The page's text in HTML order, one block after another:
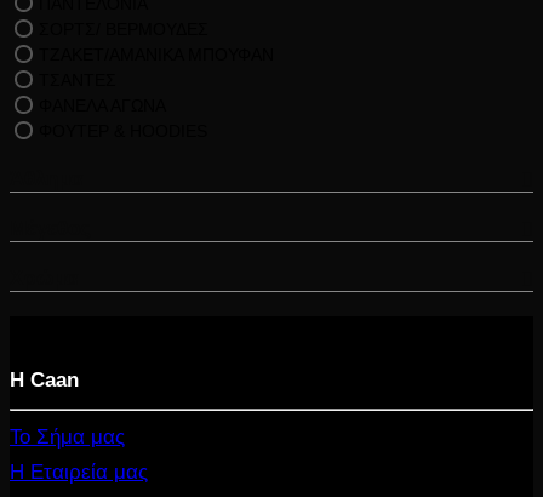
Η Caan
Το Σήμα μας
Η Εταιρεία μας